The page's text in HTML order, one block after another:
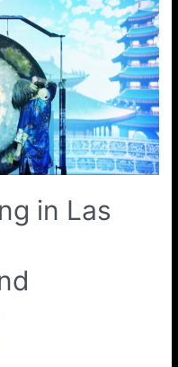
in Las